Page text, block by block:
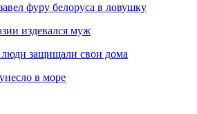
фуру белоруса в ловушку
издевался муж
защищали свои дома
в море